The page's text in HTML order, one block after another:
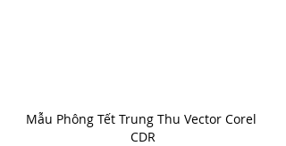
Mẫu Phông Tết Trung Thu Vector Corel
CDR